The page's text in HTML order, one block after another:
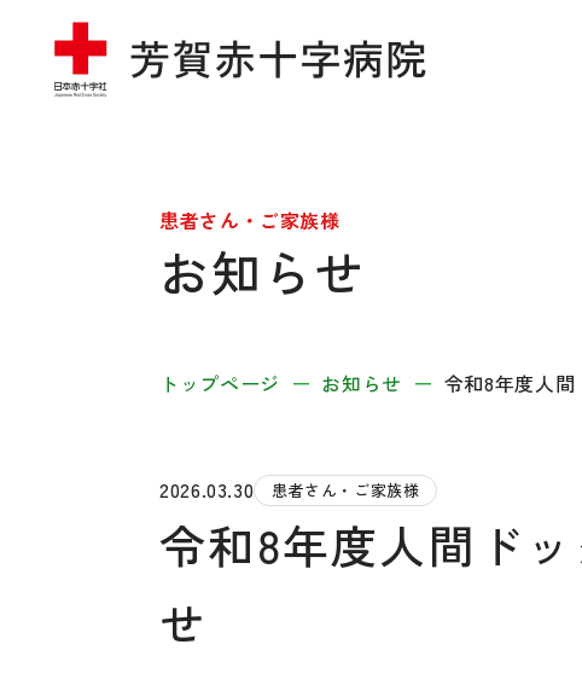
患者さん・ご家族様
お知らせ
トップページ お知らせ 令和8年度人
2026.03.30 患者さん・ご家族様
令和8年度人間ド
せ